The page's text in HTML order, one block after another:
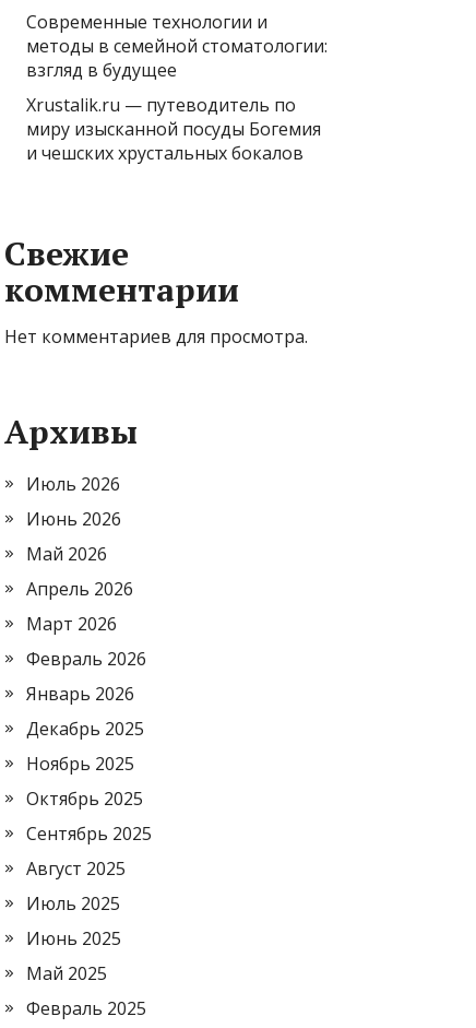
Современные технологии и
методы в семейной стоматологии:
взгляд в будущее
Xrustalik.ru — путеводитель по
миру изысканной посуды Богемия
и чешских хрустальных бокалов
Свежие
комментарии
Нет комментариев для просмотра.
Архивы
Июль 2026
Июнь 2026
Май 2026
Апрель 2026
Март 2026
Февраль 2026
Январь 2026
Декабрь 2025
Ноябрь 2025
Октябрь 2025
Сентябрь 2025
Август 2025
Июль 2025
Июнь 2025
Май 2025
Февраль 2025